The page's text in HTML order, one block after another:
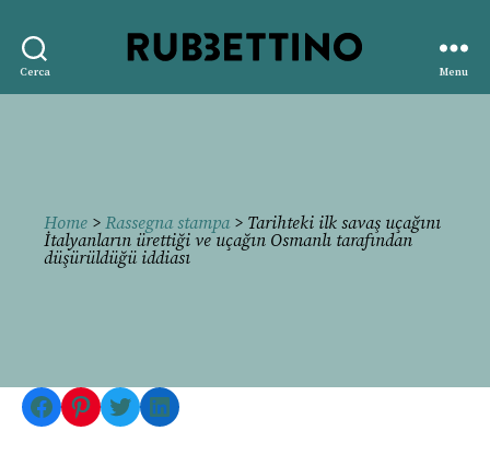
Cerca
editore
Menu
Home > Rassegna stampa> Tarihteki ilk savaş uçağını
İtalyanların ürettiği ve uçağın Osmanlı tarafından
düşürüldüğü iddiası
Facebook
Pinterest
TwitterLinkedIn